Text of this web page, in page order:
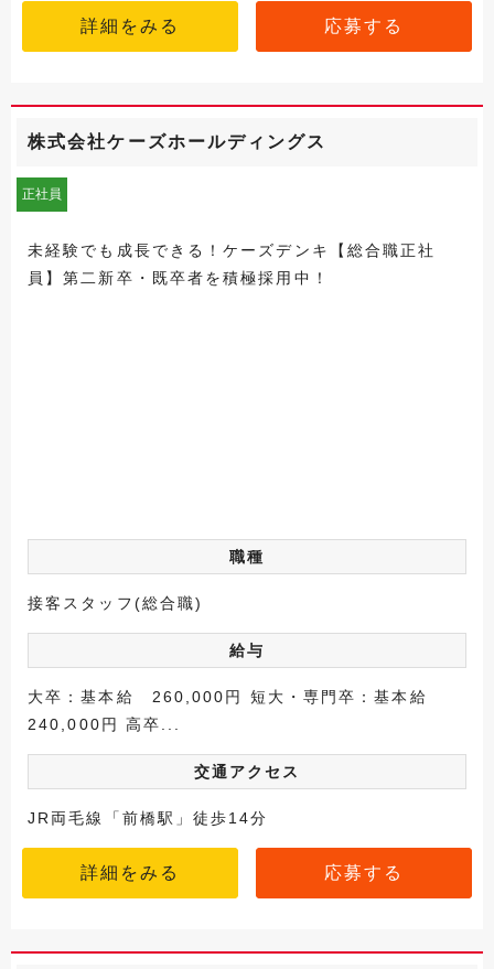
詳細をみる 応募する
株式会社ケーズホールディングス
正社員
未経験でも成長できる！ケーズデンキ【総合職正社
員】第二新卒・既卒者を積極採用中！
職種
接客スタッフ(総合職)
給与
大卒：基本給 260,000円 短大・専門卒：基本給
240,000円 高卒...
交通アクセス
JR両毛線「前橋駅」徒歩14分
詳細をみる 応募する